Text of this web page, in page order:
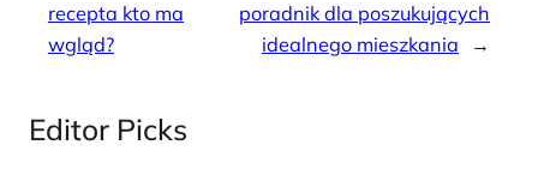
recepta kto ma
wgląd?
poradnik dla poszukujących
idealnego mieszkania
→
Editor Picks